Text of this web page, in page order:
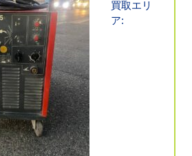
買取エリ
ア: